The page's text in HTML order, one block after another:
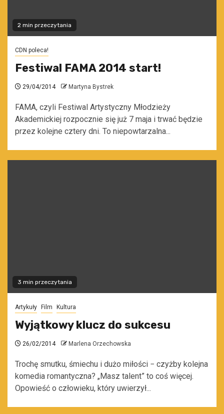
2 min przeczytania
CDN poleca!
Festiwal FAMA 2014 start!
29/04/2014 Martyna Bystrek
FAMA, czyli Festiwal Artystyczny Młodzieży
Akademickiej rozpocznie się już 7 maja i trwać będzie
przez kolejne cztery dni. To niepowtarzalna...
3 min przeczytania
Artykuły Film Kultura
Wyjątkowy klucz do sukcesu
26/02/2014 Marlena Orzechowska
Trochę smutku, śmiechu i dużo miłości − czyżby kolejna
komedia romantyczna? „Masz talent” to coś więcej.
Opowieść o człowieku, który uwierzył...